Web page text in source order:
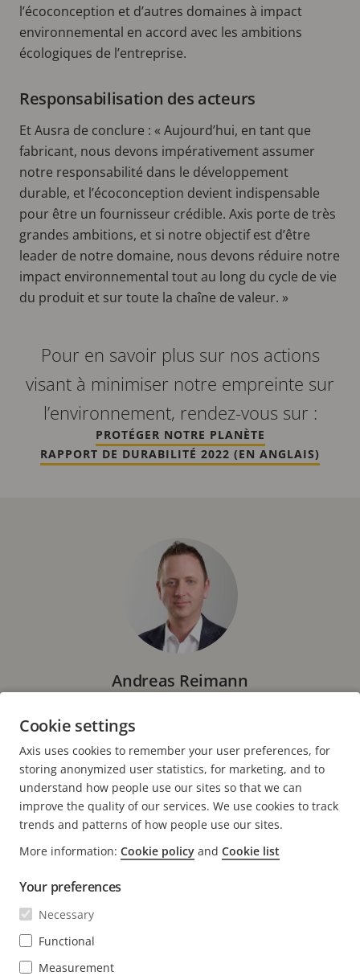
l’écoconception et d’autres domaines à impact
environnemental en accord avec les ambitions
écologiques de l’entreprise.
Responsabilisation des acteurs
Et Ausra de conclure : « Aujourd’hui, en tant que
fabricant, nous devons impérativement assumer
notre responsabilité dans le développement
durable, et l’écoconception devient indispensable
pour être un fournisseur crédible. Axis porte de très
grandes ambitions, et si notre objectif est d’être
leader de notre domaine, nous devons réduire notre
impact environnemental tout au long du cycle de vie
du produit et sur toute la chaîne de valeur. »
Pour en savoir plus sur nos actions
visant à minimiser notre empreinte sur
l’environnement, rendez-vous sur :
PROTÉGER NOTRE PLANÈTE
RAPPORT DE DURABILITÉ 2022 (EN ANGLAIS)
Andreas Reimann
PR Manager DACH, Axis Communications
E-mail :
andreas.reimann@axis.com
Nous contacter
Centre d'Expérience
ACTUALITÉS ET TÉMOIGNAGES
S'ABONNER
Cookie settings
Axis uses cookies to remember your user preferences, for
storing anonymized user statistics, for marketing, and to
understand how people use our sites so that we can
improve the quality of our services. We use cookies to track
trends and patterns of how people use our sites.
More information: Cookie policy and Cookie list
Your preferences
Necessary
Functional
Measurement